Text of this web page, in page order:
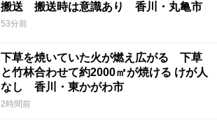
搬送 搬送時は意識あり 香川・丸亀市
53分前
下草を焼いていた火が燃え広がる 下草
と竹林合わせて約2000㎡が焼ける けが人
なし 香川・東かがわ市
2時間前